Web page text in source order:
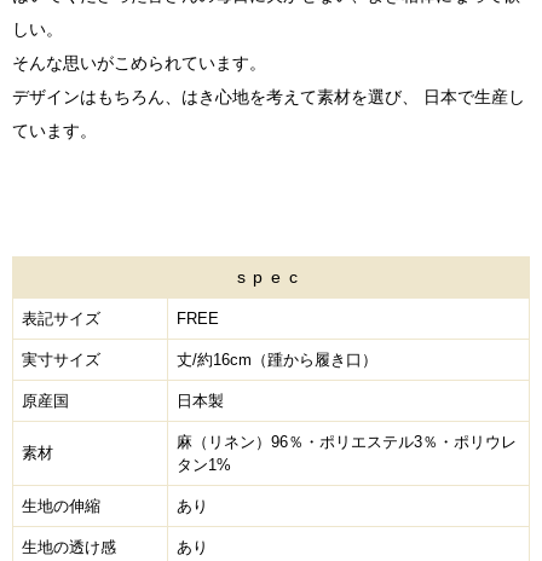
しい。
そんな思いがこめられています。
デザインはもちろん、はき心地を考えて素材を選び、 日本で生産し
ています。
spec
表記サイズ FREE
実寸サイズ 丈/約16cm（踵から履き口）
原産国 日本製
素材
麻（リネン）96％・ポリエステル3％・ポリウレ
タン1%
生地の伸縮 あり
生地の透け感 あり